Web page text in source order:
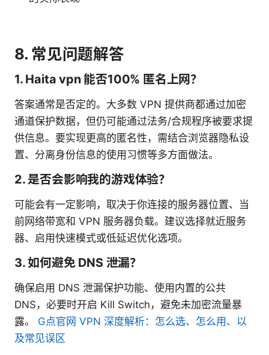
8. 常见问题解答
1. Haita vpn 能否100% 匿名上网？
答案通常是否定的。大多数 VPN 提供商都通过加密
通道保护数据，但仍可能通过法务/合规程序被要求提
供信息。要实现更高的匿名性，需结合浏览器隐私设
置、分离身份信息的使用习惯等多方面做法。
2. 是否会影响我的游戏体验？
可能会有一定影响，取决于你连接的服务器位置、当
前网络带宽和 VPN 服务器负载。建议选择就近服务
器、启用快速模式或低延迟优化选项。
3. 如何避免 DNS 泄漏？
确保启用 DNS 泄漏保护功能、使用内置的公共
DNS，必要时开启 Kill Switch，避免未加密流量暴
露。 G点官网 VPN 深度解析：怎么选、怎么用、以
及常见误区